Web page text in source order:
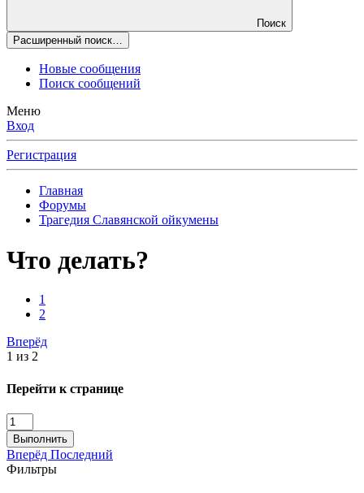
Поиск
Расширенный поиск…
Новые сообщения
Поиск сообщений
Меню
Вход
Регистрация
Главная
Форумы
Трагедия Славянской ойкумены
Что делать?
1
2
Вперёд
1 из 2
Перейти к странице
Выполнить
Вперёд Последний
Фильтры